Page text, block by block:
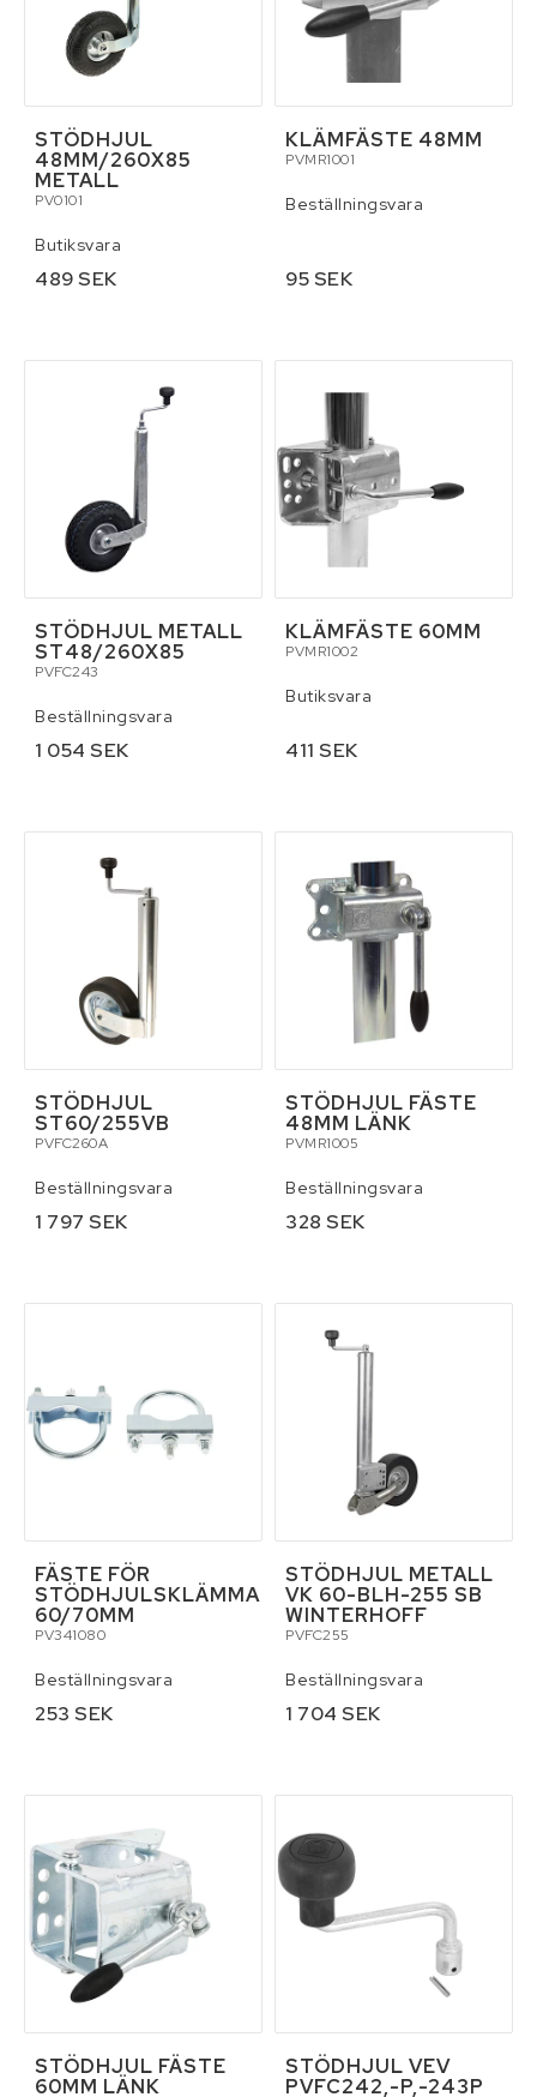
STÖDHJUL
48MM/260X85
METALL
PV0101
Butiksvara
489 SEK
KLÄMFÄSTE 48MM
PVMR1001
Beställningsvara
95 SEK
STÖDHJUL METALL
ST48/260X85
PVFC243
Beställningsvara
1 054 SEK
KLÄMFÄSTE 60MM
PVMR1002
Butiksvara
411 SEK
STÖDHJUL
ST60/255VB
PVFC260A
Beställningsvara
1 797 SEK
STÖDHJUL FÄSTE
48MM LÄNK
PVMR1005
Beställningsvara
328 SEK
FÄSTE FÖR
STÖDHJULSKLÄMMA
60/70MM
PV341080
Beställningsvara
253 SEK
STÖDHJUL METALL
VK 60-BLH-255 SB
WINTERHOFF
PVFC255
Beställningsvara
1 704 SEK
STÖDHJUL FÄSTE
60MM LÄNK
STÖDHJUL VEV
PVFC242,-P,-243P